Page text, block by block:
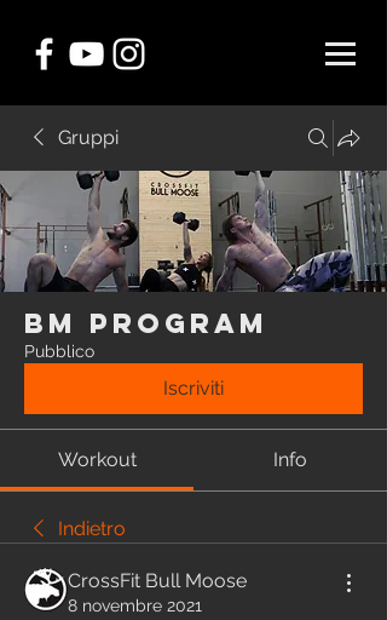
Gruppi
BM Program
Pubblico
Iscriviti
Workout Info
Indietro
CrossFit Bull Moose
8 novembre 2021